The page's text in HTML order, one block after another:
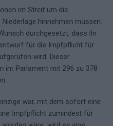
im Streit um die
hinnehmen müssen.
durchgesetzt, dass ihr
für die Impfpflicht für
wird. Dieser
im Parlament mit 296 zu 378
war, mit dem sofort eine
Impfpflicht zumindest für